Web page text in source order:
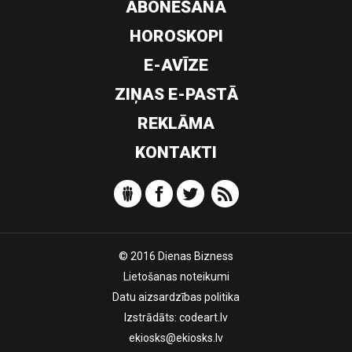
ABONĒŠANA
HOROSKOPI
E-AVĪZE
ZIŅAS E-PASTĀ
REKLĀMA
KONTAKTI
© 2016 Dienas Bizness
Lietošanas noteikumi
Datu aizsardzības politika
Izstrādāts: codeart.lv
ekiosks@ekiosks.lv